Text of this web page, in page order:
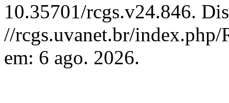
10.35701/rcgs.v24.846.
//rcgs.uvanet.br/
em: 6 ago. 2026.